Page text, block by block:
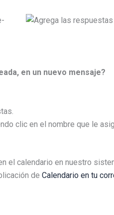
en un nuevo mensaje?
clic en el nombre que le
el calendario en nuestro
de Calendario en tu